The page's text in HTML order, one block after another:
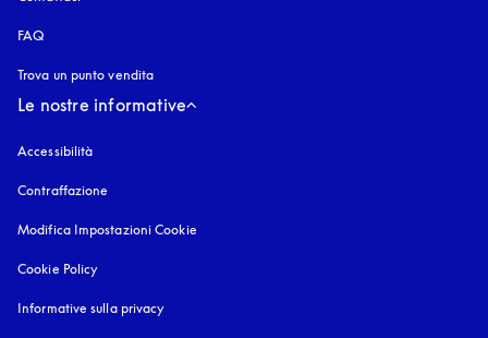
FAQ
Trova un punto vendita
Le nostre informative
Accessibilità
Contraffazione
Modifica Impostazioni Cookie
Cookie Policy
Informative sulla privacy